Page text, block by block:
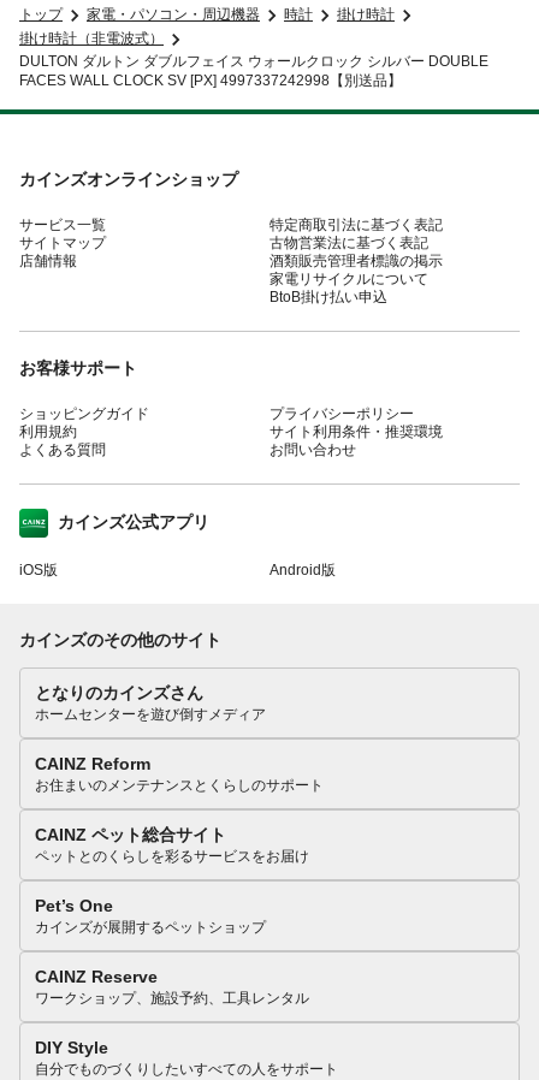
トップ 家電・パソコン・周辺機器 時計
掛け時計
掛け時計（非電波式）
DULTON ダルトン ダブルフェイス ウォールクロック シルバー DOUBLE
FACES WALL CLOCK SV [PX] 4997337242998【別送品】
カインズオンラインショップ
サービス一覧
サイトマップ
店舗情報
特定商取引法に基づく表記
古物営業法に基づく表記
酒類販売管理者標識の掲示
家電リサイクルについて
BtoB掛け払い申込
お客様サポート
ショッピングガイド
利用規約
よくある質問
プライバシーポリシー
サイト利用条件・推奨環境
お問い合わせ
カインズ公式アプリ
iOS版 Android版
カインズのその他のサイト
となりのカインズさん
ホームセンターを遊び倒すメディア
CAINZ Reform
お住まいのメンテナンスとくらしのサポート
CAINZ ペット総合サイト
ペットとのくらしを彩るサービスをお届け
Pet’s One
カインズが展開するペットショップ
CAINZ Reserve
ワークショップ、施設予約、工具レンタル
DIY Style
自分でものづくりしたいすべての人をサポート